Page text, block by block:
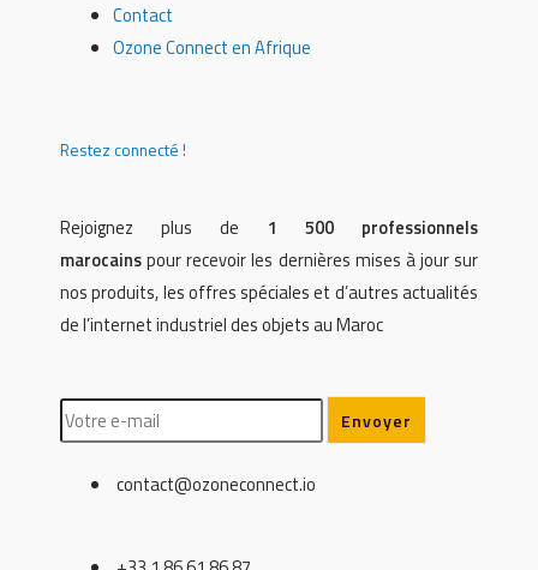
Contact
Ozone Connect en Afrique
Restez connecté !
Rejoignez plus de 1 500 professionnels
marocainspour recevoir les dernières mises à jour sur
nos produits, les offres spéciales et d’autres actualités
de l’internet industriel des objets au Maroc
contact@ozoneconnect.io